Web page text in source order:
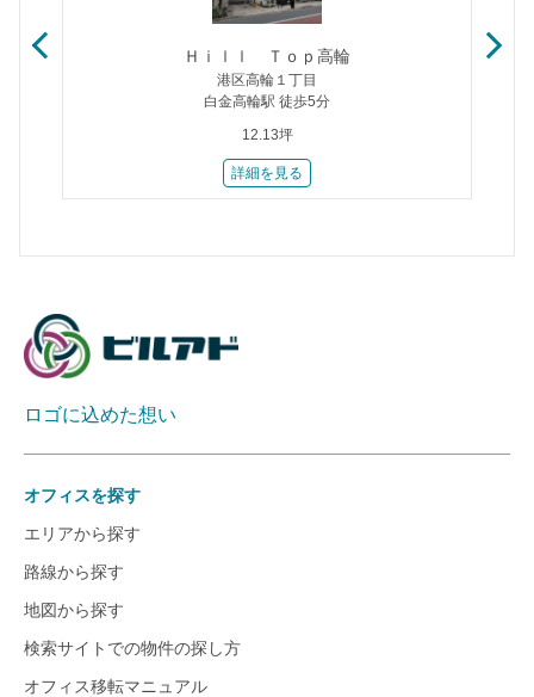
Ｈｉｌｌ Ｔｏｐ高輪
港区高輪１丁目
白金高輪駅 徒歩5分
12.13坪
詳細を見る
ロゴに込めた想い
オフィスを探す
エリアから探す
路線から探す
地図から探す
検索サイトでの物件の探し方
オフィス移転マニュアル